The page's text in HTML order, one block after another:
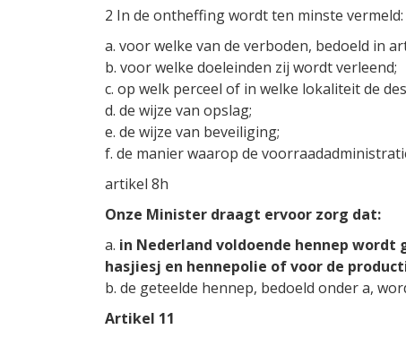
2 In de ontheffing wordt ten minste vermeld:
a. voor welke van de verboden, bedoeld in
b. voor welke doeleinden zij wordt verleend;
c. op welk perceel of in welke lokaliteit de
d. de wijze van opslag;
e. de wijze van beveiliging;
f. de manier waarop de
artikel 8h
Onze Minister draagt ervoor zorg dat:
a. in Nederland voldoende hennep
hasjiesj en hennepolie of voor de
b. de geteelde hennep, bedoeld onder a,
Artikel 11